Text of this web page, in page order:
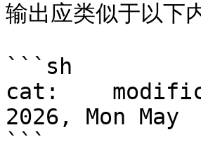
输出应类似于以下
```sh
cat:
2026, Mon
```